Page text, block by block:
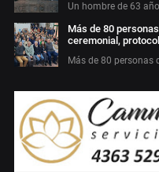
Un hombre de 63
Más de 80
ceremonial,
Más de 80